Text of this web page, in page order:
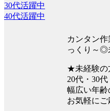
30代活躍中
40代活躍中
カンタン
っくり～◎
★未経験の
20代・30
幅広い年齢
お気軽にご